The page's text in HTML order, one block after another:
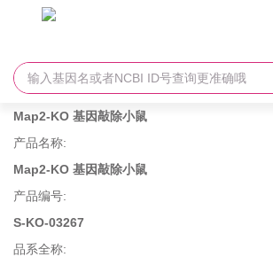
Map2-KO 基因敲除小鼠
产品名称:
Map2-KO 基因敲除小鼠
产品编号:
S-KO-03267
品系全称: